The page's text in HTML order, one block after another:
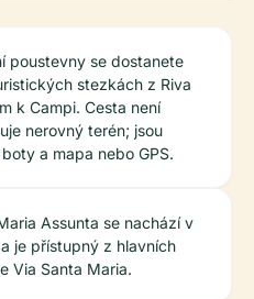
poustevny se dostanete
stezkách z Riva
k Campi. Cesta není
nerovný terén; jsou
a mapa nebo GPS.
Assunta se nachází v
je přístupný z hlavních
Via Santa Maria.